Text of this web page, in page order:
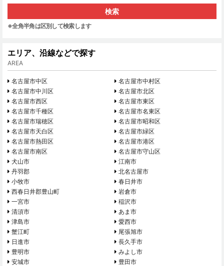
※全角半角は区別して検索します
エリア、沿線などで探す
AREA
名古屋市中区
名古屋市中村区
名古屋市中川区
名古屋市北区
名古屋市西区
名古屋市東区
名古屋市千種区
名古屋市名東区
名古屋市瑞穂区
名古屋市昭和区
名古屋市天白区
名古屋市緑区
名古屋市熱田区
名古屋市港区
名古屋市南区
名古屋市守山区
犬山市
江南市
丹羽郡
北名古屋市
小牧市
春日井市
西春日井郡豊山町
岩倉市
一宮市
稲沢市
清須市
あま市
津島市
愛西市
蟹江町
尾張旭市
日進市
長久手市
豊明市
みよし市
安城市
豊田市